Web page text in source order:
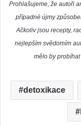
Prohlašujeme, že autoři
případné újmy
Ačkoliv jsou recepty,
nejlepším svědomím
mělo by
detoxikace